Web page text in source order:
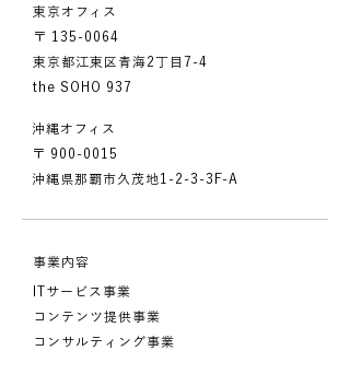
東京オフィス
〒 135-0064
東京都江東区青海2丁目7-4
the SOHO 937
沖縄オフィス
〒 900-0015
沖縄県那覇市久茂地1-2-3-3F-A
事業内容
ITサービス事業
コンテンツ提供事業
コンサルティング事業